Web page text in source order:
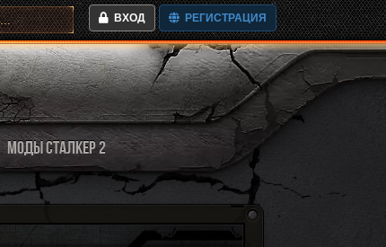
ВХОД РЕГИСТРАЦИЯ
МОДЫ СТАЛКЕР 2